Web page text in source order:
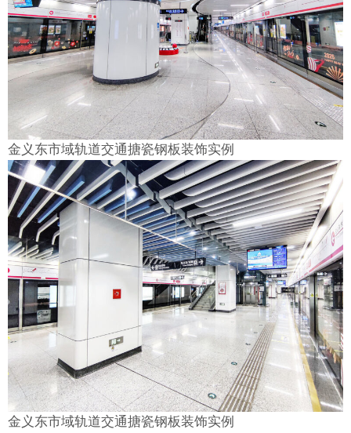
金义东市域轨道交通搪瓷钢板装饰实例
金义东市域轨道交通搪瓷钢板装饰实例